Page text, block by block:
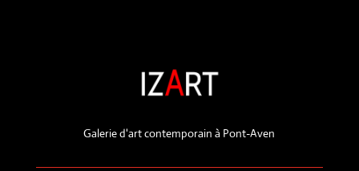
Galerie d'art contemporain à Pont-Aven